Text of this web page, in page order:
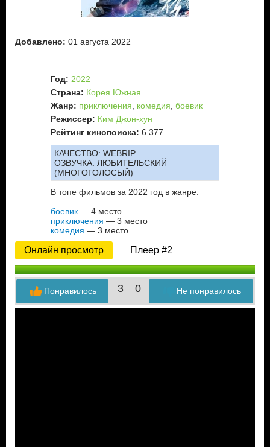
Хэ Ранг – отважная капитанше конкурирующей пиратской
команды, весьма разношерстной, но не менее отчаянной и
Кто же из них первым доберется до заветного сокровища?
Как сложатся отношения между У Му Чи и Хэ Ранг, неужели
обойдётся без романтического увлечения?
Добавлено: 01 августа 2022
Год: 2022
Страна: Корея Южная
Жанр: приключения, комедия, боевик
Режиссер: Ким Джон-хун
Рейтинг кинопоиска: 6.377
КАЧЕСТВО: WEBRIP
ОЗВУЧКА: ЛЮБИТЕЛЬСКИЙ
(МНОГОГОЛОСЫЙ)
В топе фильмов за 2022 год в жанре:
боевик — 4 место
приключения — 3 место
комедия — 3 место
Онлайн просмотр Плеер #2
3 0 Не понравилось
Понравилось